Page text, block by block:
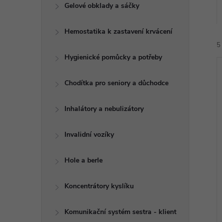
Gelové obklady a sáčky
Hemostatika k zastavení krvácení
Hygienické pomůcky a potřeby
Chodítka pro seniory a důchodce
Inhalátory a nebulizátory
Invalidní vozíky
Hole a berle
Koncentrátory kyslíku
Komunikační systém sestra - klient
5